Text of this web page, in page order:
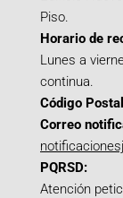
Piso.
Horario de
Lunes a
continua.
Código
Correo
PQRSD:
Atención